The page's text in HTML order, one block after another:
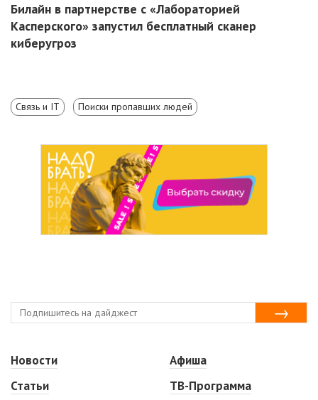
Билайн в партнерстве с «Лабораторией
Касперского» запустил бесплатный сканер
киберугроз
Связь и IT Поиски пропавших людей
Новости
Статьи
Афиша
ТВ-Программа